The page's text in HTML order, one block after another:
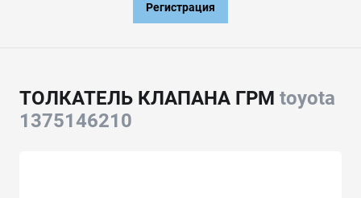
Регистрация
ТОЛКАТЕЛЬ КЛАПАНА ГРМ toyota
1375146210